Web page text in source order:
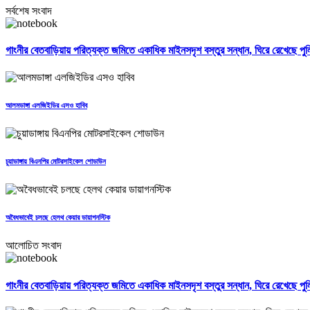
সর্বশেষ সংবাদ
গাংনীর বেতবাড়িয়ায় পরিত্যক্ত জমিতে একাধিক মাইনসদৃশ বস্তুর সন্ধান, ঘিরে রেখেছে
আলমডাঙ্গা এলজিইডির এসও হাবিব
চুয়াডাঙ্গায় বিএনপির মোটরসাইকেল শোডাউন
অবৈধভাবেই চলছে হেলথ কেয়ার ডায়াগনস্টিক
আলোচিত সংবাদ
গাংনীর বেতবাড়িয়ায় পরিত্যক্ত জমিতে একাধিক মাইনসদৃশ বস্তুর সন্ধান, ঘিরে রেখেছে